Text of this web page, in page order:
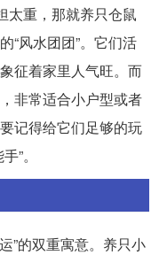
太重，那就养只仓鼠
“风水团团”。它们活
征着家里人气旺。而
非常适合小户型或者
记得给它们足够的玩
”。
”的双重寓意。养只小